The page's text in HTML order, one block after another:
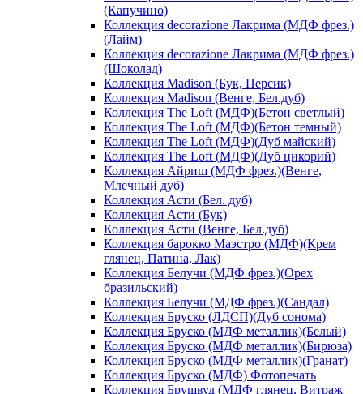
(Капучино)
Коллекция decorazione Лакрима (МДФ фрез.)
(Лайм)
Коллекция decorazione Лакрима (МДФ фрез.)
(Шоколад)
Коллекция Madison (Бук, Персик)
Коллекция Madison (Венге, Бел.дуб)
Коллекция The Loft (МДФ)(Бетон светлый)
Коллекция The Loft (МДФ)(Бетон темный)
Коллекция The Loft (МДФ)(Дуб майский)
Коллекция The Loft (МДФ)(Дуб цикорий)
Коллекция Айриш (МДФ фрез.)(Венге,
Млечный дуб)
Коллекция Асти (Бел. дуб)
Коллекция Асти (Бук)
Коллекция Асти (Венге, Бел.дуб)
Коллекция барокко Маэстро (МДФ)(Крем
глянец, Патина, Лак)
Коллекция Белучи (МДФ фрез.)(Орех
бразильский)
Коллекция Белучи (МДФ фрез.)(Сандал)
Коллекция Бруско (ЛДСП)(Дуб сонома)
Коллекция Бруско (МДФ металлик)(Белый)
Коллекция Бруско (МДФ металлик)(Бирюза)
Коллекция Бруско (МДФ металлик)(Гранат)
Коллекция Бруско (МДФ) Фотопечать
Коллекция Брушвуд (МДФ глянец, Витраж